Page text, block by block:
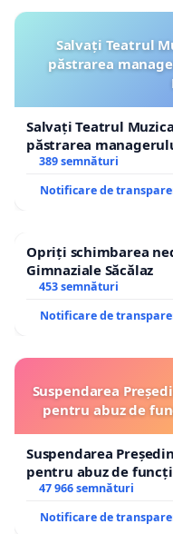
Salvați Teatrul
păstrarea
Salvați Teatrul
păstrarea
ROGOJAN
389 semnături
Notificare de
Opriți schimbarea
Gimnaziale Săcălaz
453 semnături
Notificare de
Suspendarea
pentru abuz de
Suspendarea
pentru abuz de
47 966 semnături
Notificare de